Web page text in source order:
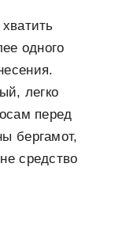
одного
легко
перед
бергамот,
средство